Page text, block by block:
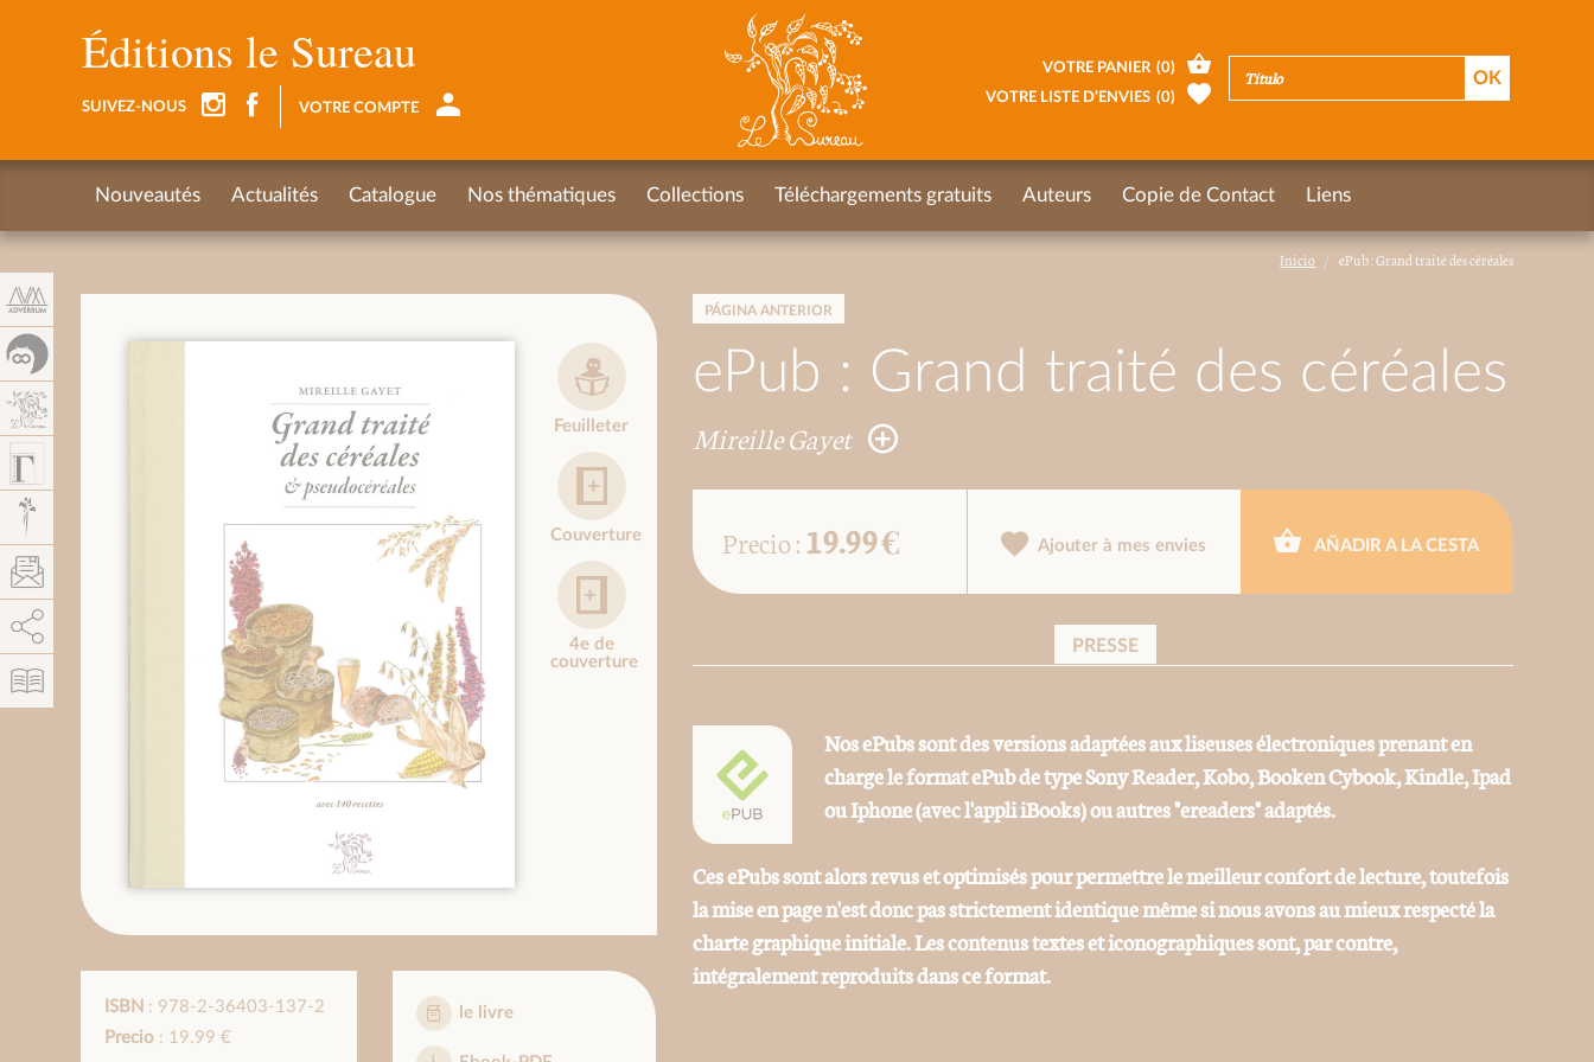
Inicio ePub : Grand traité des céréales
PÁGINA ANTERIOR
ePub : Grand traité des céréales
Mireille Gayet
Feuilleter
Couverture
4e de
couverture
ISBN : 978-2-36403-137-2
Precio: 19.99 €
le livre
Precio : 19.99 € Ajouter à mes envies AÑADIR A LA CESTA
PRESSE
Nos ePubs sont des versions adaptées aux liseuses électroniques prenant en
charge le format ePub de type Sony Reader, Kobo, Booken Cybook, Kindle, Ipad
ou Iphone (avec l'appli iBooks) ou autres "ereaders" adaptés.
Ces ePubs sont alors revus et optimisés pour permettre le meilleur confort de lecture, toutefois
la mise en page n'est donc pas strictement identique même si nous avons au mieux respecté la
charte graphique initiale. Les contenus textes et iconographiques sont, par contre,
intégralement reproduits dans ce format.
Éditions le Sureau
SUIVEZ-NOUS VOTRE COMPTE
VOTRE PANIER (0)
VOTRE LISTE D’ENVIES (0)
Nouveautés Actualités Catalogue Nos thématiques Collections Téléchargements gratuits Auteurs Copie de Contact Liens
Permitir